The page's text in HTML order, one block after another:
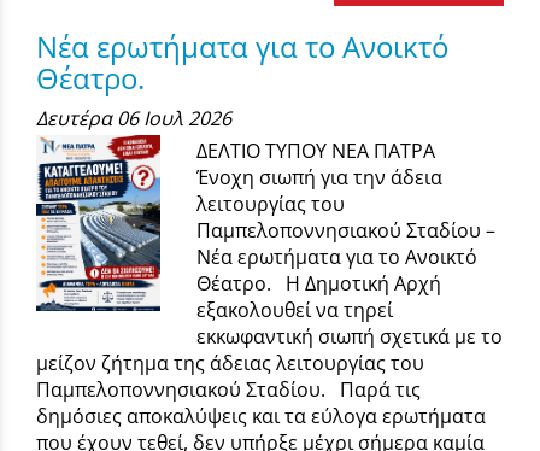
Νέα ερωτήματα για το Ανοικτό
Θέατρο.
Δευτέρα 06 Ιουλ 2026
ΔΕΛΤΙΟ ΤΥΠΟΥ ΝΕΑ ΠΑΤΡΑ
Ένοχη σιωπή για την άδεια
λειτουργίας του
Παμπελοποννησιακού Σταδίου –
Νέα ερωτήματα για το Ανοικτό
Θέατρο. Η Δημοτική Αρχή
εξακολουθεί να τηρεί
εκκωφαντική σιωπή σχετικά με το
μείζον ζήτημα της άδειας λειτουργίας του
Παμπελοποννησιακού Σταδίου. Παρά τις
δημόσιες αποκαλύψεις και τα εύλογα ερωτήματα
που έχουν τεθεί, δεν υπήρξε μέχρι σήμερα καμία